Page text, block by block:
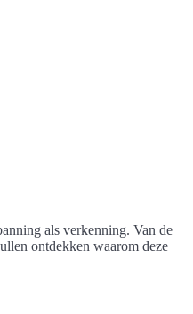
als verkenning. Van de
ontdekken waarom deze